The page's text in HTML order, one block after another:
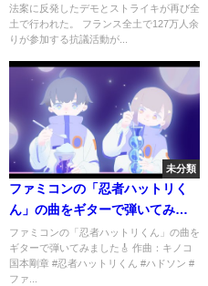
法案に反発したデモとストライキが再び全
土で行われた。 フランス全土で127万人余
りが参加する抗議活動が...
未分類
ファミコンの「忍者ハットリく
ん」の曲をギターで弾いてみま
した。
ファミコンの「忍者ハットリくん」の曲を
ギターで弾いてみました🎸 作曲：キノコ
国本剛章 #忍者ハットリくん #ハドソン #
ファ...